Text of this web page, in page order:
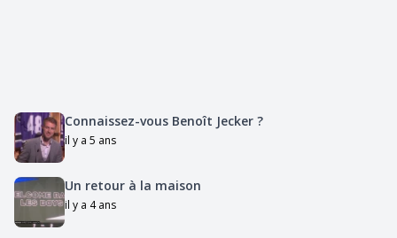
Connaissez-vous Benoît Jecker ?
il y a 5 ans
Un retour à la maison
il y a 4 ans